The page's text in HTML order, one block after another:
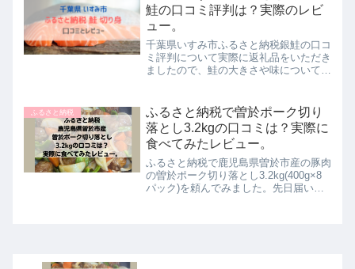
鮭の口コミ評判は？実際のレビ
ュー。
千葉県いすみ市ふるさと納税銀鮭の口コ
ミ評判について実際に返礼品をいただき
ましたので、鮭の大きさや味についても
で千葉県いすみ市の鮭を選んだ理由につ
いてもまとめてみました。...
ふるさと納税
ふるさと納税で曽於ポーク切り
落とし3.2kgの口コミは？実際に
食べてみたレビュー。
ふるさと納税で鹿児島県曽於市産の豚肉
の曽於ポーク切り落とし3.2kg(400g×8
パック)を頼んでみました。先日届いて